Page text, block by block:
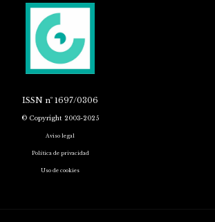
ISSN nº 1697/0306
© Copyright 2003-2025
Aviso legal
Política de privacidad
Uso de cookies